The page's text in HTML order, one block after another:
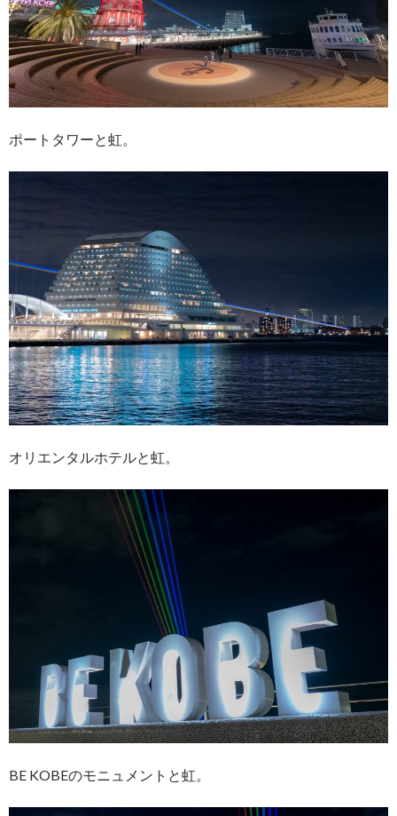
ポートタワーと虹。
オリエンタルホテルと虹。
BE KOBEのモニュメントと虹。